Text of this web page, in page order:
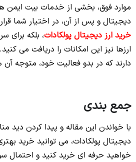
موارد فوق، بخشی از خدمات بیت ایمن
دیجیتال و پس از آن، در اختیار شما
خرید ارز دیجیتال پولکادات، بلکه برای
ارزها نیز این امکانات را دریافت می
دارند که در بدو فعالیت خود، متوجه
جمع بندی
با خواندن این مقاله و پیدا کردن دید
دیجیتال پولکادات، می توانید خرید
خواهید حرفه ای خرید کنید و احتمال